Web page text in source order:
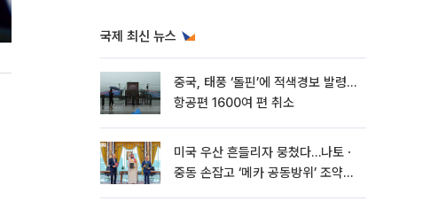
국제 최신 뉴스
중국, 태풍 ‘돌핀’에 적색경보 발령…
항공편 1600여 편 취소
미국 우산 흔들리자 뭉쳤다…나토ㆍ
중동 손잡고 ‘메카 공동방위’ 조약